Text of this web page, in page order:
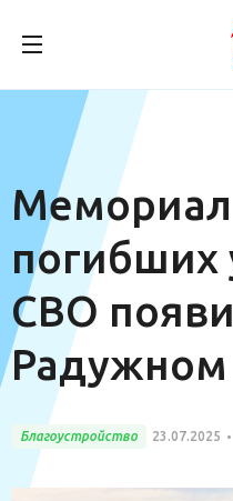
Мемориал
погибших
СВО
Радужном
Благоустройство 23.07.2025